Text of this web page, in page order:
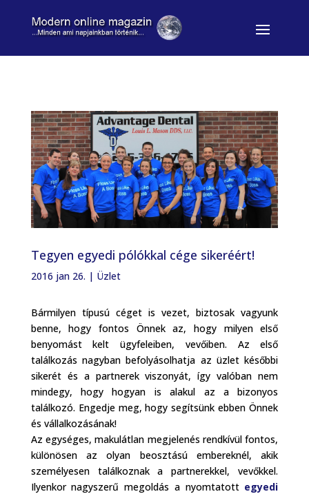
Tegyen egyedi pólókkal cége sikeréért!
2016 jan 26. | Üzlet
Bármilyen típusú céget is vezet, biztosak vagyunk
benne, hogy fontos Önnek az, hogy milyen első
benyomást kelt ügyfeleiben, vevőiben. Az első
találkozás nagyban befolyásolhatja az üzlet későbbi
sikerét és a partnerek viszonyát, így valóban nem
mindegy, hogy hogyan is alakul az a bizonyos
találkozó. Engedje meg, hogy segítsünk ebben Önnek
és vállalkozásának!
Az egységes, makulátlan megjelenés rendkívül fontos,
különösen az olyan beosztású embereknél, akik
személyesen találkoznak a partnerekkel, vevőkkel.
Ilyenkor nagyszerű megoldás a nyomtatott egyedi